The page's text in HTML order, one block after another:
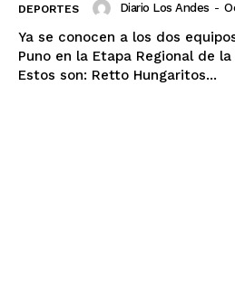
DEPORTES Diario Los Andes -
Ya se conocen a los dos
Puno en la Etapa Regional de la
Estos son: Retto Hungaritos...